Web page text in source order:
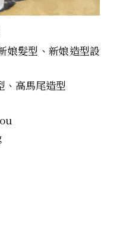
娘髮型、新娘造型設
、高馬尾造型